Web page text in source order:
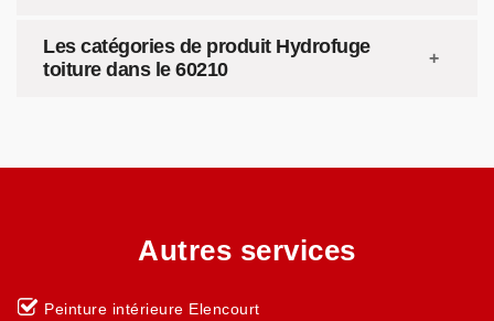
Les catégories de produit Hydrofuge
toiture dans le 60210
Autres services
Peinture intérieure Elencourt